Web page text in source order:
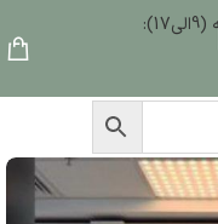
پشتیبانی میمو فقط در پیامرسان بله (9الی17):